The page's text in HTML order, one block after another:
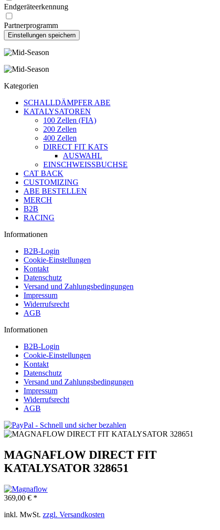
Endgeräteerkennung
Partnerprogramm
Kategorien
SCHALLDÄMPFER ABE
KATALYSATOREN
100 Zellen (FIA)
200 Zellen
400 Zellen
DIRECT FIT KATS
AUSWAHL
EINSCHWEISSBUCHSE
CAT BACK
CUSTOMIZING
ABE BESTELLEN
MERCH
B2B
RACING
Informationen
B2B-Login
Cookie-Einstellungen
Kontakt
Datenschutz
Versand und Zahlungsbedingungen
Impressum
Widerrufsrecht
AGB
Informationen
B2B-Login
Cookie-Einstellungen
Kontakt
Datenschutz
Versand und Zahlungsbedingungen
Impressum
Widerrufsrecht
AGB
MAGNAFLOW DIRECT FIT
KATALYSATOR 328651
369,00 € *
inkl. MwSt. zzgl. Versandkosten